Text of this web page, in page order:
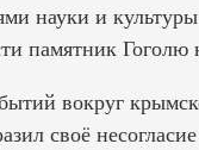
науки и
памятник Гоголю
вокруг
своё